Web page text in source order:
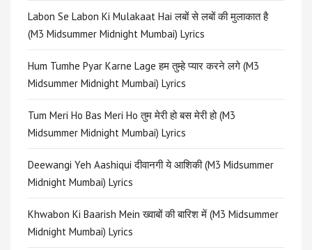
Labon Se Labon Ki Mulakaat Hai लबों से लबों की मुलाकात है
(M3 Midsummer Midnight Mumbai) Lyrics
Hum Tumhe Pyar Karne Lage हम तुम्हे प्यार करने लगे (M3
Midsummer Midnight Mumbai) Lyrics
Tum Meri Ho Bas Meri Ho तुम मेरी हो बस मेरी हो (M3
Midsummer Midnight Mumbai) Lyrics
Deewangi Yeh Aashiqui दीवानगी ये आशिकी (M3 Midsummer
Midnight Mumbai) Lyrics
Khwabon Ki Baarish Mein ख्वाबों की बारिश में (M3 Midsummer
Midnight Mumbai) Lyrics